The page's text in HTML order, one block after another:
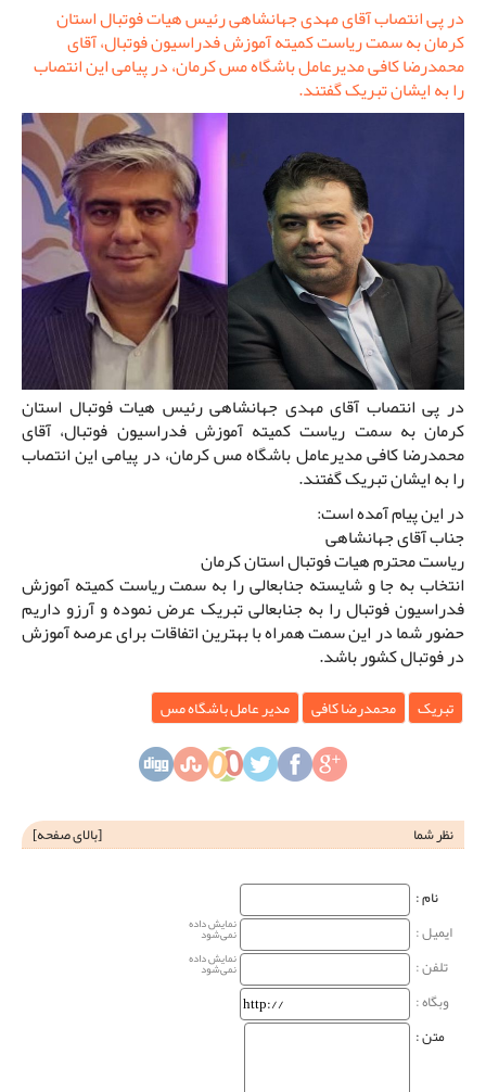
در پی انتصاب آقای مهدی جهانشاهی رئیس هیات فوتبال استان
کرمان به سمت ریاست کمیته آموزش فدراسیون فوتبال، آقای
محمدرضا کافی مدیرعامل باشگاه مس کرمان، در پیامی این انتصاب
را به ایشان تبریک گفتند.
در پی انتصاب آقای مهدی جهانشاهی رئیس هیات فوتبال استان
کرمان به سمت ریاست کمیته آموزش فدراسیون فوتبال، آقای
محمدرضا کافی مدیرعامل باشگاه مس کرمان، در پیامی این انتصاب
را به ایشان تبریک گفتند.
در این پیام آمده است:
جناب آقای جهانشاهی
ریاست محترم هیات فوتبال استان کرمان
انتخاب به جا و شایسته جنابعالی را به سمت ریاست کمیته آموزش
فدراسیون فوتبال را به جنابعالی تبریک عرض نموده و آرزو داریم
حضور شما در این سمت همراه با بهترین اتفاقات برای عرصه آموزش
در فوتبال کشور باشد.
تبریک محمدرضا کافی مدیر عامل باشگاه مس
نظر شما [بالای صفحه]
نام‌ :
ایمیل :
نمایش داده
نمی‌شود
تلفن : نمایش داده
نمی‌شود
وبگاه‌ :
متن :